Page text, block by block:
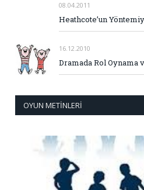
08.04.2011
Heathcote’un
16.12.2010
Dramada Rol
OYUN METINLERI